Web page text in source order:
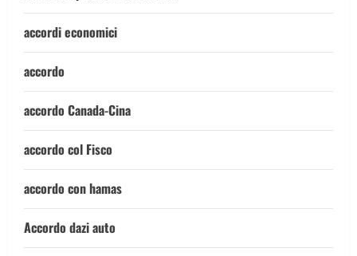
accordi economici
accordo
accordo Canada-Cina
accordo col Fisco
accordo con hamas
Accordo dazi auto